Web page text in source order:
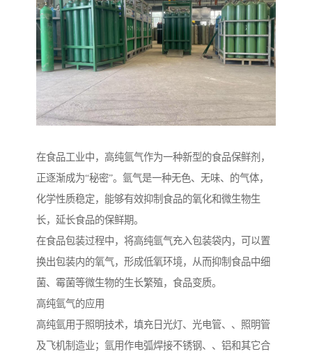
在食品工业中，高纯氩气作为一种新型的食品保鲜剂，
正逐渐成为“秘密”。氩气是一种无色、无味、的气体，
化学性质稳定，能够有效抑制食品的氧化和微生物生
长，延长食品的保鲜期。
在食品包装过程中，将高纯氩气充入包装袋内，可以置
换出包装内的氧气，形成低氧环境，从而抑制食品中细
菌、霉菌等微生物的生长繁殖，食品变质。
高纯氩气的应用
高纯氩用于照明技术，填充日光灯、光电管、、照明管
及飞机制造业；氩用作电弧焊接不锈钢、、铝和其它合